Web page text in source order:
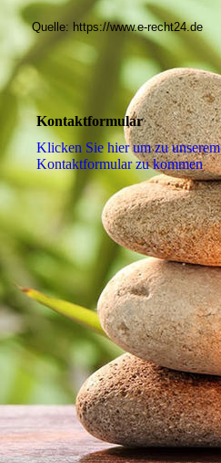
Quelle: https://www.e-recht24.de
Kontaktformular
Klicken Sie hier um zu unserem
Kon­takt­for­mu­lar zu kommen